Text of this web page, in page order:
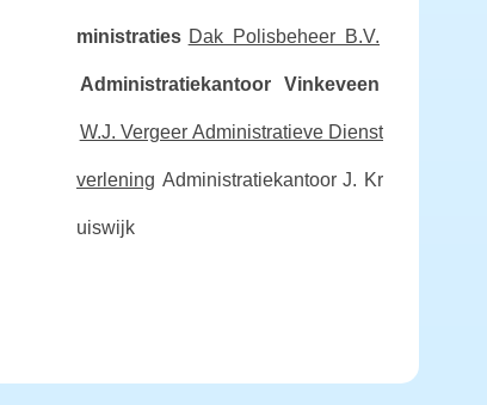
ministraties Dak Polisbeheer B.V.
Administratiekantoor Vinkeveen
W.J. Vergeer Administratieve Dienst
verlening Administratiekantoor J. Kr
uiswijk